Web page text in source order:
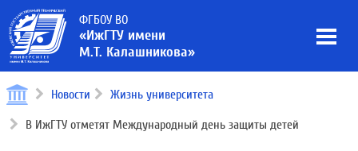
ФГБОУ ВО
«ИжГТУ имени
М.Т. Калашникова»
Новости Жизнь университета
В ИжГТУ отметят Международный день защиты детей